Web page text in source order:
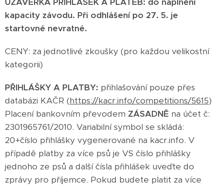
kapacity závodu. Při odhlášení po 27. 5. je
startovné nevratné.
CENY: za jednotlivé zkoušky (pro každou velikostní
kategorii)
PŘIHLÁŠKY A PLATBY: přihlašování pouze přes
databázi KAČR (https://kacr.info/competitions/5615)
Placení bankovním převodem ZÁSADNĚ na účet č:
2301965761/2010. Variabilní symbol se skládá:
20+číslo přihlášky vygenerované na kacr.info. V
případě platby za více psů je VS číslo přihlášky
jednoho ze psů a další čísla přihlášek uveďte do
zprávy pro příjemce. Pokud budete platit za více